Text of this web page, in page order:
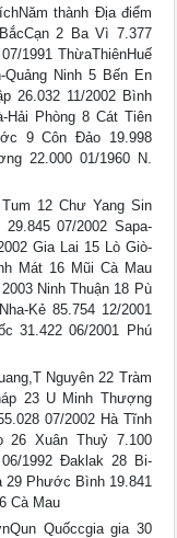
thành Địa điểm
2 Ba Vì 7.377
1991 ThừaThiênHuế
Ninh 5 Bến En
26.032 11/2002 Bình
Hải Phòng 8 Cát Tiên
9 Côn Đảo 19.998
22.000 01/1960 N.
12 Chư Yang Sin
07/2002 Sapa-
Gia Lai 15 Lò Giò-
Mát 16 Mũi Cà Mau
Ninh Thuận 18 Pù
Kẻ 85.754 12/2001
31.422 06/2001 Phú
Nguyên 22 Tràm
23 U Minh Thượng
07/2002 Hà Tĩnh
26 Xuân Thuỷ 7.100
1992 Đaklak 28 Bi-
29 Phước Bình 19.841
Cà Mau
Quốccgia gia 30